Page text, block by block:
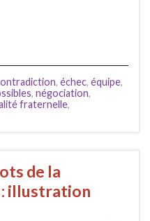
, échec, équipe,
, négociation,
fraternelle,
de la
illustration